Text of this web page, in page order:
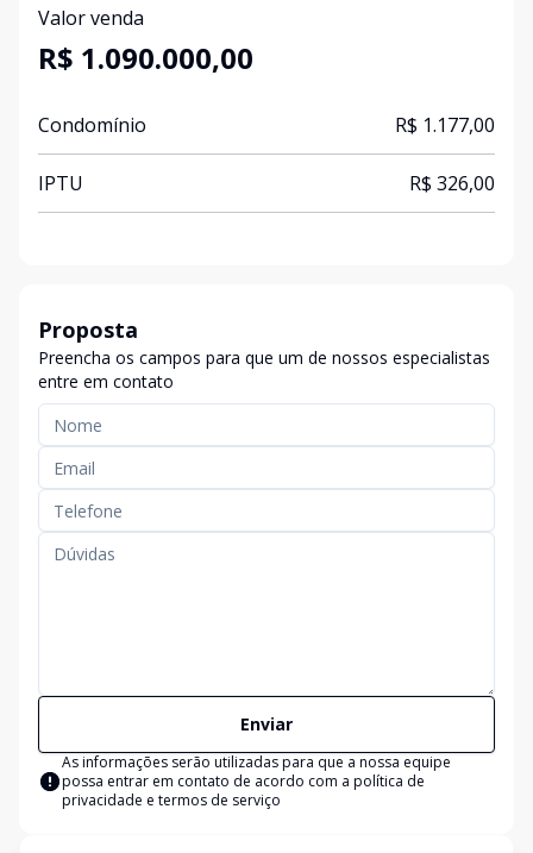
Valor venda
R$ 1.090.000,00
Condomínio R$ 1.177,00
IPTU R$ 326,00
Proposta
Preencha os campos para que um de nossos especialistas
entre em contato
Enviar
As informações serão utilizadas para que a nossa equipe
possa entrar em contato de acordo com a política de
privacidade e termos de serviço